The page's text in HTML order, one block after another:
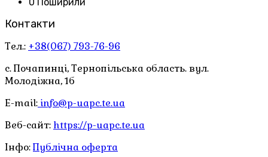
0 Поширили
Контакти
Тел.: +38(067) 793-76-96
с. Почапинці, Тернопільська область. вул.
Молодіжна, 1б
E-mail: info@p-uapc.te.ua
Веб-сайт: https://p-uapc.te.ua
Інфо:Публічна оферта